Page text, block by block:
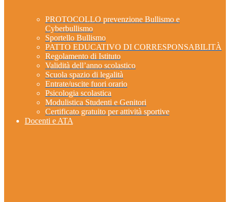
PROTOCOLLO prevenzione Bullismo e
Cyberbullismo
Sportello Bullismo
PATTO EDUCATIVO DI CORRESPONSABILITÀ
Regolamento di Istituto
Validità dell’anno scolastico
Scuola spazio di legalità
Entrate/uscite fuori orario
Psicologia scolastica
Modulistica Studenti e Genitori
Certificato gratuito per attività sportive
Docenti e ATA